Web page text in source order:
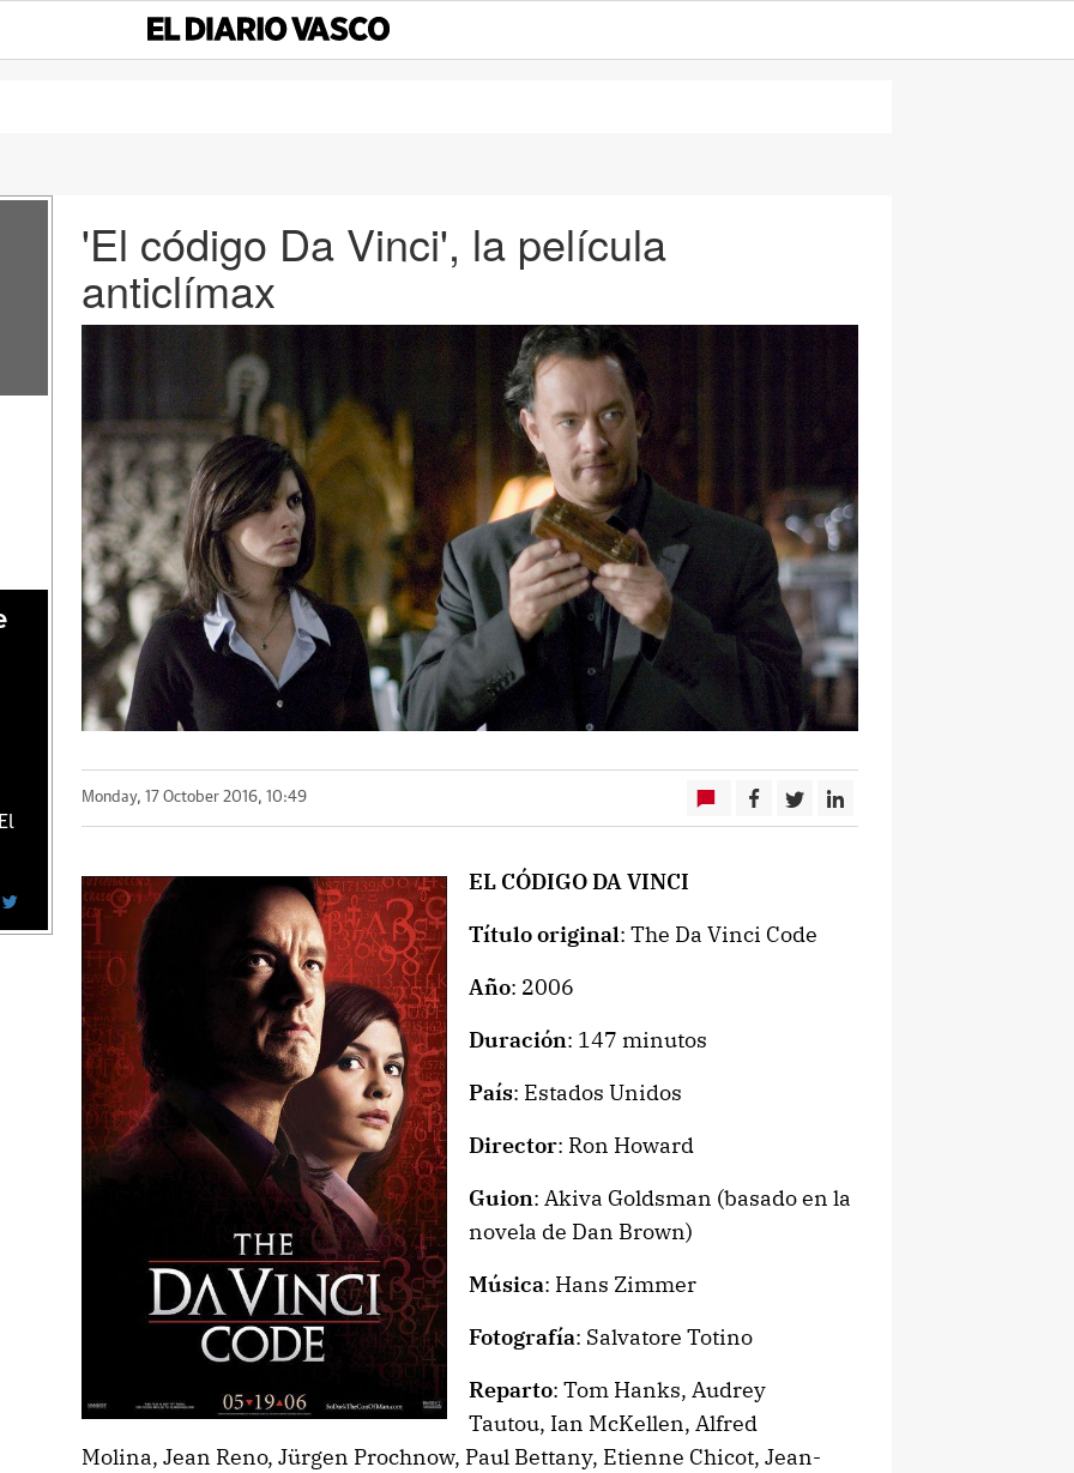
'El código Da Vinci', la película
anticlímax
Monday, 17 October 2016, 10:49
EL CÓDIGO DA VINCI
Título original: The Da Vinci Code
Año: 2006
Duración: 147 minutos
País: Estados Unidos
Director: Ron Howard
Guion: Akiva Goldsman (basado en la
novela de Dan Brown)
Música: Hans Zimmer
Fotografía: Salvatore Totino
Reparto: Tom Hanks, Audrey
Tautou, Ian McKellen, Alfred
Molina, Jean Reno, Jürgen Prochnow, Paul Bettany, Etienne Chicot, Jean-